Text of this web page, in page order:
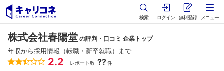
検索 ログイン 無料登録 メニュー
株式会社春陽堂 の評判・口コミ 企業トップ
年収から採用情報（転職・新卒就職）まで
2.2 レポート数 ??件